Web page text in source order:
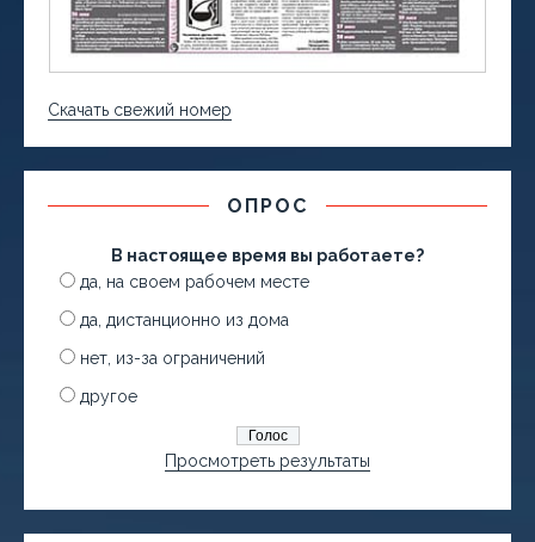
Скачать свежий номер
ОПРОС
В настоящее время вы работаете?
да, на своем рабочем месте
да, дистанционно из дома
нет, из-за ограничений
другое
Просмотреть результаты